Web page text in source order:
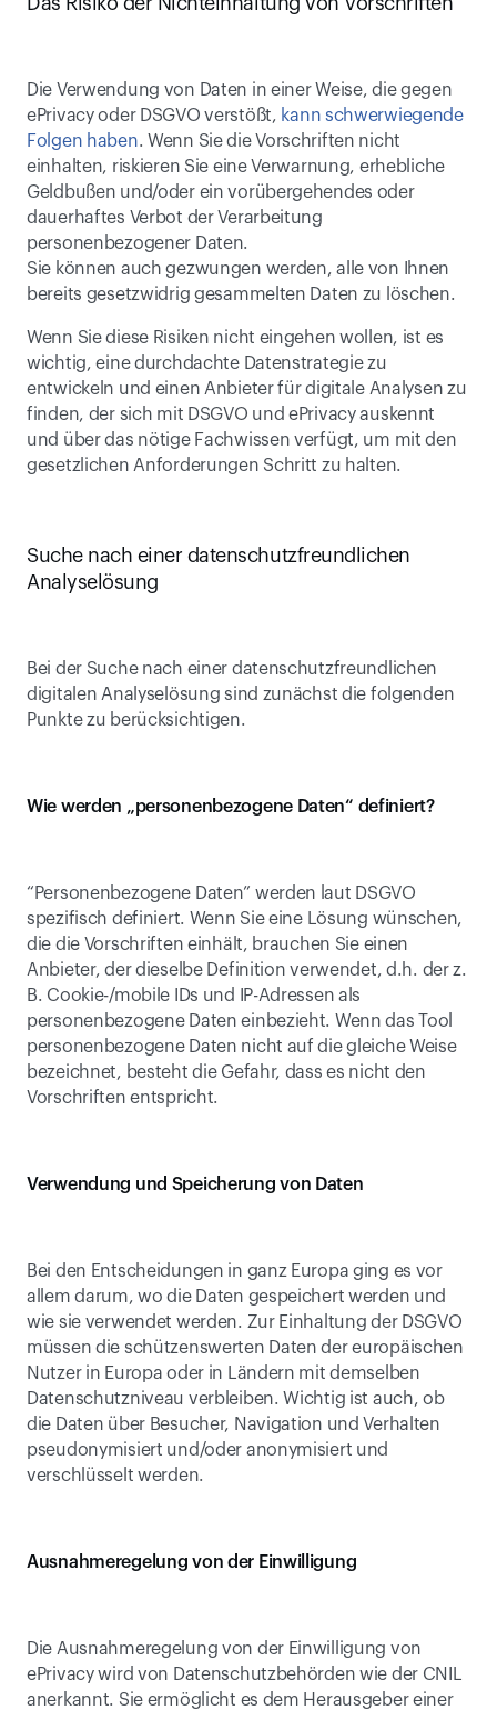
Die Verwendung von Daten in einer Weise, die gegen
ePrivacy oder DSGVO verstößt, kann schwerwiegende
Folgen haben. Wenn Sie die Vorschriften nicht
einhalten, riskieren Sie eine Verwarnung, erhebliche
Geldbußen und/oder ein vorübergehendes oder
dauerhaftes Verbot der Verarbeitung
personenbezogener Daten.
Sie können auch gezwungen werden, alle von Ihnen
bereits gesetzwidrig gesammelten Daten zu löschen.
Wenn Sie diese Risiken nicht eingehen wollen, ist es
wichtig, eine durchdachte Datenstrategie zu
entwickeln und einen Anbieter für digitale Analysen zu
finden, der sich mit DSGVO und ePrivacy auskennt
und über das nötige Fachwissen verfügt, um mit den
gesetzlichen Anforderungen Schritt zu halten.
Suche nach einer datenschutzfreundlichen
Analyselösung
Bei der Suche nach einer datenschutzfreundlichen
digitalen Analyselösung sind zunächst die folgenden
Punkte zu berücksichtigen.
Wie werden „personenbezogene Daten“ definiert?
“Personenbezogene Daten” werden laut DSGVO
spezifisch definiert. Wenn Sie eine Lösung wünschen,
die die Vorschriften einhält, brauchen Sie einen
Anbieter, der dieselbe Definition verwendet, d.h. der z.
B. Cookie-/mobile IDs und IP-Adressen als
personenbezogene Daten einbezieht. Wenn das Tool
personenbezogene Daten nicht auf die gleiche Weise
bezeichnet, besteht die Gefahr, dass es nicht den
Vorschriften entspricht.
Verwendung und Speicherung von Daten
Bei den Entscheidungen in ganz Europa ging es vor
allem darum, wo die Daten gespeichert werden und
wie sie verwendet werden. Zur Einhaltung der DSGVO
müssen die schützenswerten Daten der europäischen
Nutzer in Europa oder in Ländern mit demselben
Datenschutzniveau verbleiben. Wichtig ist auch, ob
die Daten über Besucher, Navigation und Verhalten
pseudonymisiert und/oder anonymisiert und
verschlüsselt werden.
Ausnahmeregelung von der Einwilligung
Die Ausnahmeregelung von der Einwilligung von
ePrivacy wird von Datenschutzbehörden wie der CNIL
anerkannt. Sie ermöglicht es dem Herausgeber einer